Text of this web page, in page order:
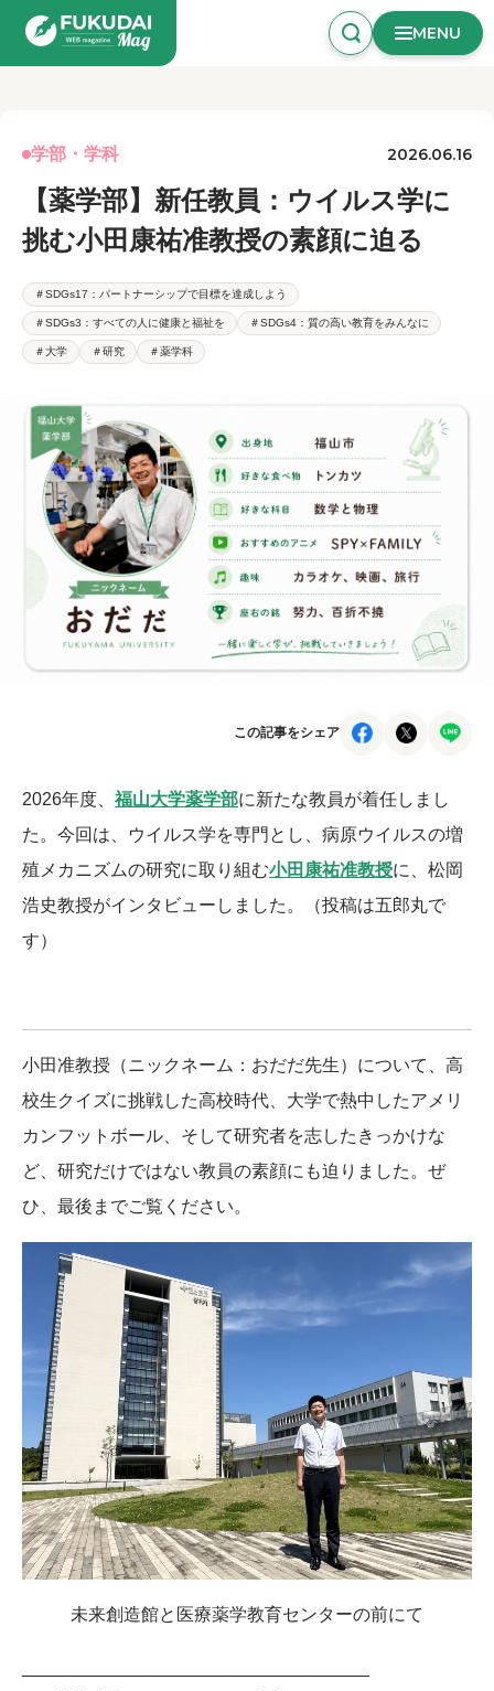
MENU
学部・学科 2026.06.16
【薬学部】新任教員：ウイルス学に
挑む小田康祐准教授の素顔に迫る
＃SDGs17：パートナーシップで目標を達成しよう
＃SDGs3：すべての人に健康と福祉を ＃SDGs4：質の高い教育をみんなに
＃大学 ＃研究 ＃薬学科
この記事をシェア
2026年度、 福山大学薬学部に新たな教員が着任しまし
た。今回は、ウイルス学を専門とし、病原ウイルスの増
殖メカニズムの研究に取り組む小田康祐准教授に、松岡
浩史教授がインタビューしました。（投稿は五郎丸で
す）
小田准教授（ニックネーム：おだだ先生）について、高
校生クイズに挑戦した高校時代、大学で熱中したアメリ
カンフットボール、そして研究者を志したきっかけな
ど、研究だけではない教員の素顔にも迫りました。ぜ
ひ、最後までご覧ください。
未来創造館と医療薬学教育センターの前にて